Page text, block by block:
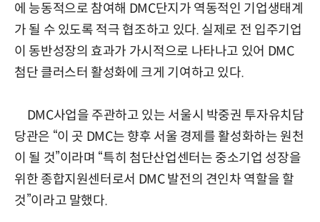
에 능동적으로 참여해 DMC단지가 역동적인 기업생태계
가 될 수 있도록 적극 협조하고 있다. 실제로 전 입주기업
이 동반성장의 효과가 가시적으로 나타나고 있어 DMC
첨단 클러스터 활성화에 크게 기여하고 있다.
DMC사업을 주관하고 있는 서울시 박중권 투자유치담
당관은 “이 곳 DMC는 향후 서울 경제를 활성화하는 원천
이 될 것”이라며 “특히 첨단산업센터는 중소기업 성장을
위한 종합지원센터로서 DMC 발전의 견인차 역할을 할
것”이라고 말했다.